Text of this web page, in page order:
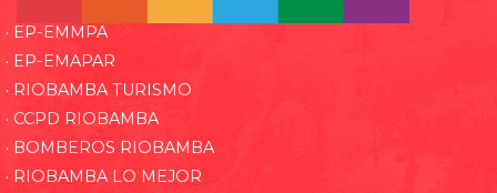
· EP-EMMPA
· EP-EMAPAR
· RIOBAMBA TURISMO
· CCPD RIOBAMBA
· BOMBEROS RIOBAMBA
· RIOBAMBA LO MEJOR